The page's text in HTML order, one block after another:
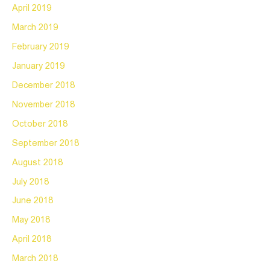
April 2019
March 2019
February 2019
January 2019
December 2018
November 2018
October 2018
September 2018
August 2018
July 2018
June 2018
May 2018
April 2018
March 2018